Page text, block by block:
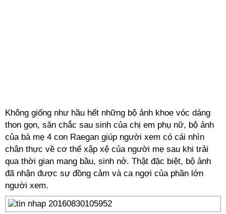
Không giống như hầu hết những bộ ảnh khoe vóc dáng
thon gọn, săn chắc sau sinh của chị em phụ nữ, bộ ảnh
của bà mẹ 4 con Raegan giúp người xem có cái nhìn
chân thực về cơ thể xập xệ của người mẹ sau khi trải
qua thời gian mang bầu, sinh nở. Thật đặc biệt, bộ ảnh
đã nhận được sự đồng cảm và ca ngợi của phần lớn
người xem.